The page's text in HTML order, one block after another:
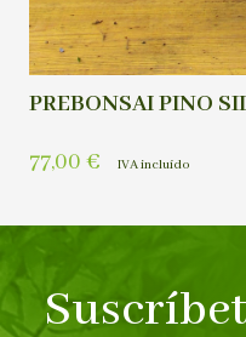
PREBONSAI PINO
77,00 € IVA incluído